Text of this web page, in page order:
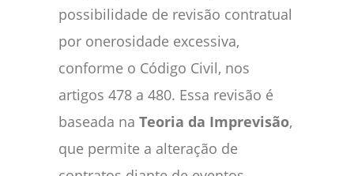
possibilidade de revisão contratual
por onerosidade excessiva,
conforme o Código Civil, nos
artigos 478 a 480. Essa revisão é
baseada na Teoria da Imprevisão,
que permite a alteração de